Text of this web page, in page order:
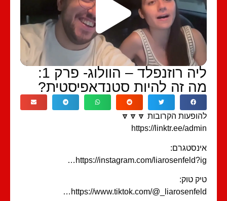
ליה רוזנפלד – הוולוג- פרק 1:
זה להיות סטנדאפיסטית?
הקרובות 🔽🔽🔽
https://linktr.ee/
https://instagram.com/
טוק:
https://www.tiktok.com/